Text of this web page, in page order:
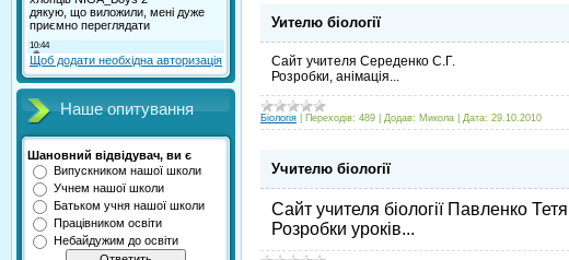
Щоб додати необхідна авторизація
Наше опитування
Шановний відвідувач, ви є
Випускником нашої школи
Учнем нашої школи
Батьком учня нашої школи
Працівником освіти
Небайдужим до освіти
Уителю біології
Сайт учителя Середенко С.Г.
Розробки, анімація...
Біологія Переходів: 489 Додав: Микола Дата: 29.10.2010
Учителю біології
Сайт учителя біології Павленко
Розробки уроків...